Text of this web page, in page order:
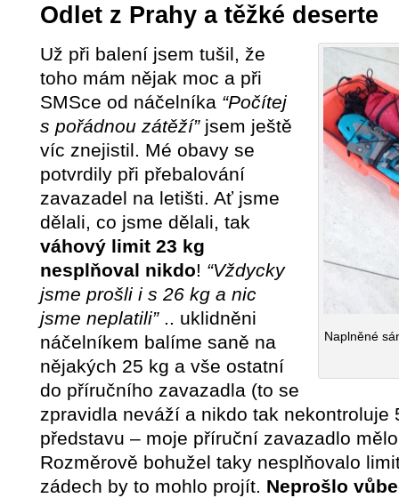
Odlet z Prahy a těžké deserte
Naplněné
Už při balení jsem tušil, že
toho mám nějak moc a při
SMSce od náčelníka “Počítej
s pořádnou zátěží”jsem ještě
víc znejistil. Mé obavy se
potvrdily při přebalování
zavazadel na letišti. Ať jsme
dělali, co jsme dělali, tak
váhový limit 23 kg
nesplňoval nikdo! “Vždycky
jsme prošli i s 26 kg a nic
jsme neplatili”.. uklidněni
náčelníkem balíme saně na
nějakých 25 kg a vše ostatní
do příručního zavazadla (to se
zpravidla neváží a nikdo tak nekontroluje
představu – moje příruční zavazadlo
Rozměrově bohužel taky nesplňovalo
zádech by to mohlo projít. Neprošlo